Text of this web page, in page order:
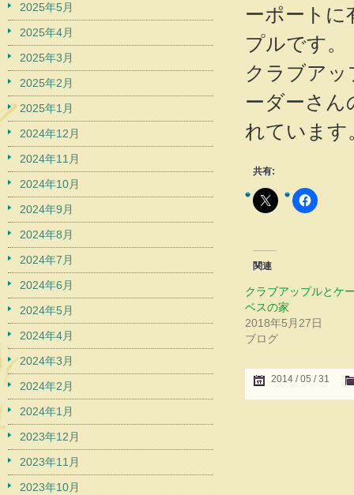
ーポートに
プルです。
クラブア
ーダーさん
れています
共有:
関連
クラブアップルとケ
ベスの家
2018年5月27日
ブログ
2014 / 05 / 31
2025年5月
2025年4月
2025年3月
2025年2月
2025年1月
2024年12月
2024年11月
2024年10月
2024年9月
2024年8月
2024年7月
2024年6月
2024年5月
2024年4月
2024年3月
2024年2月
2024年1月
2023年12月
2023年11月
2023年10月